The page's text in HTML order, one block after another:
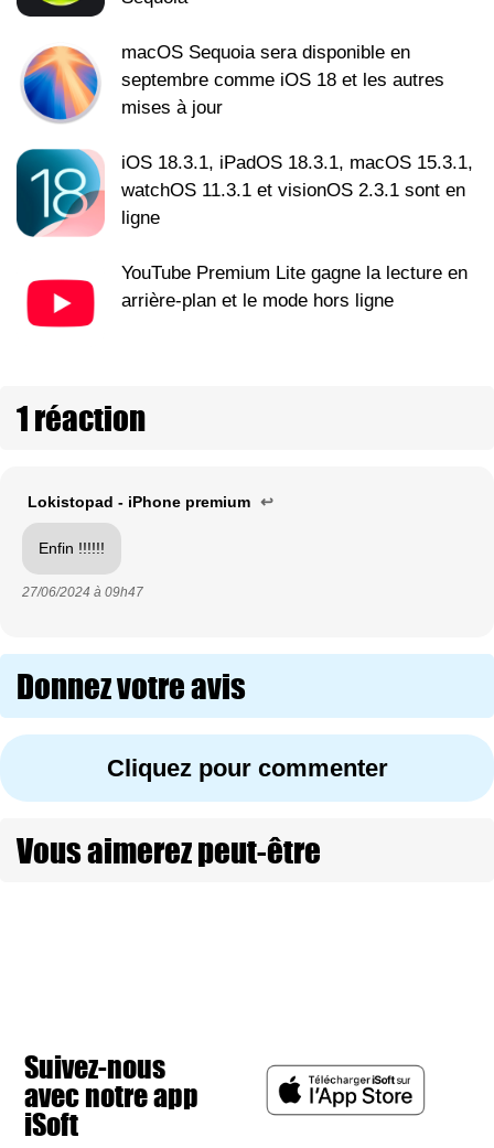
macOS Sequoia sera disponible en
septembre comme iOS 18 et les autres
mises à jour
iOS 18.3.1, iPadOS 18.3.1, macOS 15.3.1,
watchOS 11.3.1 et visionOS 2.3.1 sont en
ligne
YouTube Premium Lite gagne la lecture en
arrière-plan et le mode hors ligne
1 réaction
Lokistopad - iPhone premium ↩
Enfin !!!!!!
27/06/2024 à 09h47
Donnez votre avis
Cliquez pour commenter
Vous aimerez peut-être
Suivez-nous
avec notre app
iSoft